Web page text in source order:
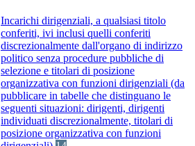
Incarichi dirigenziali, a qualsiasi titolo
conferiti, ivi inclusi quelli conferiti
discrezionalmente dall'organo di indirizzo
politico senza procedure pubbliche di
selezione e titolari di posizione
organizzativa con funzioni dirigenziali (da
pubblicare in tabelle che distinguano le
seguenti situazioni: dirigenti, dirigenti
individuati discrezionalmente, titolari di
posizione organizzativa con funzioni